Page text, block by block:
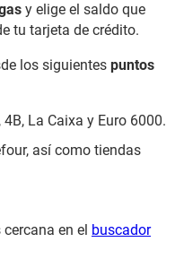
y elige el saldo que
tu tarjeta de crédito.
los siguientes puntos
La Caixa y Euro 6000.
así como tiendas
en el buscador